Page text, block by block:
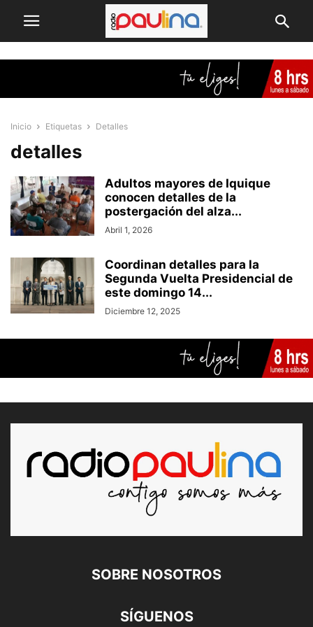
Inicio Etiquetas Detalles
detalles
Adultos mayores de Iquique
conocen detalles de la
postergación del alza...
Abril 1, 2026
Coordinan detalles para la
Segunda Vuelta Presidencial de
este domingo 14...
Diciembre 12, 2025
SOBRE NOSOTROS
SÍGUENOS